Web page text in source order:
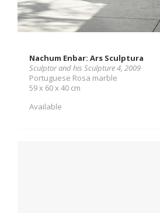
Nachum Enbar: Ars Sculptura
Sculptor and his Sculpture 4, 2009
Portuguese Rosa marble
59 x 60 x 40 cm
Available